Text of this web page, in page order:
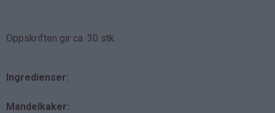
Oppskriften gir ca. 30 stk.
Ingredienser:
Mandelkaker: